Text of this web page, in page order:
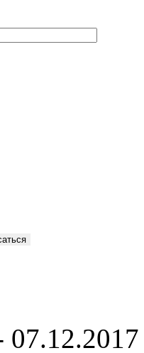
07.12.2017